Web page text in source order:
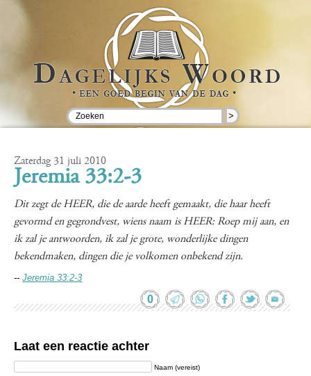
>
Zaterdag 31 juli 2010
Jeremia 33:2-3
Dit zegt de HEER, die de aarde heeft gemaakt, die haar heeft
gevormd en gegrondvest, wiens naam is HEER: Roep mij aan, en
ik zal je antwoorden, ik zal je grote, wonderlijke dingen
bekendmaken, dingen die je volkomen onbekend zijn.
-- Jeremia 33:2-3
0
Laat een reactie achter
Naam (vereist)